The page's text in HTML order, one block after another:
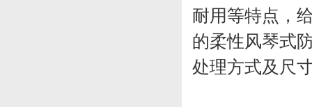
耐用等特点，
的柔性风琴式
处理方式及尺